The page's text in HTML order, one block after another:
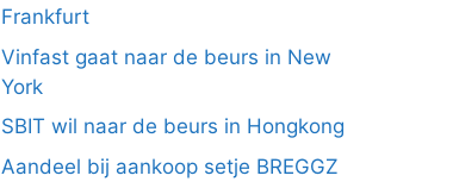
Frankfurt
Vinfast gaat naar de beurs in New
York
SBIT wil naar de beurs in Hongkong
Aandeel bij aankoop setje BREGGZ